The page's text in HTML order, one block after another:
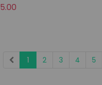
1 2 3 4 5